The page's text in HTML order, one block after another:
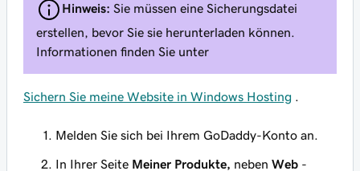
Hinweis: Sie müssen eine Sicherungsdatei
erstellen, bevor Sie sie herunterladen können.
Informationen finden Sie unter
Sichern Sie meine Website in Windows Hosting
Melden Sie sich bei Ihrem GoDaddy-Konto an.
In Ihrer Seite Meiner Produkte, neben Web -